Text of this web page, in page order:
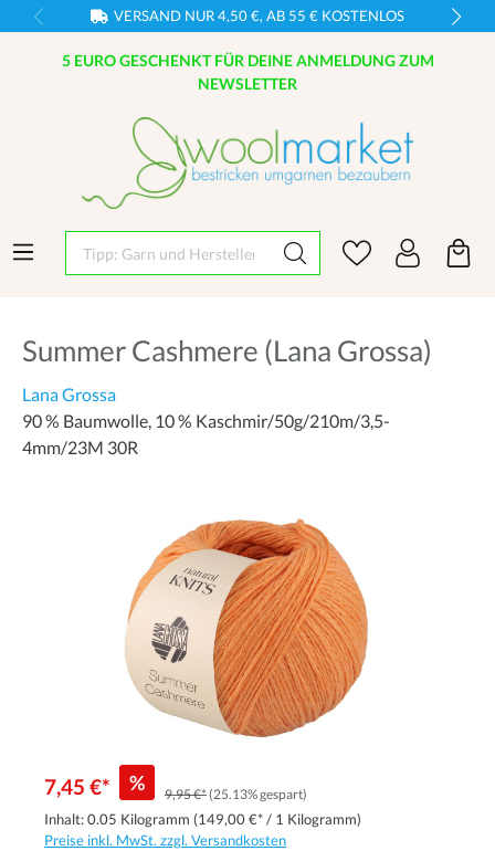
VERSAND NUR 4,50 €, AB 55 € KOSTENLOS
5 EURO GESCHENKT FÜR DEINE ANMELDUNG ZUM
NEWSLETTER
Tipp: Garn und Hersteller eingeben
Summer Cashmere (Lana Grossa)
Lana Grossa
90 % Baumwolle, 10 % Kaschmir/50g/210m/3,5-
4mm/23M 30R
7,45 €* % 9,95 €*(25.13% gespart)
Inhalt:0.05 Kilogramm (149,00 €* / 1 Kilogramm)
Preise inkl. MwSt. zzgl. Versandkosten